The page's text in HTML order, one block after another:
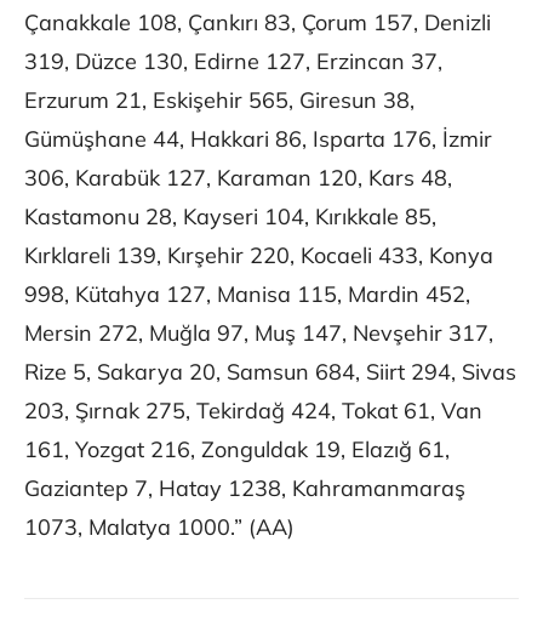
Çanakkale 108, Çankırı 83, Çorum 157, Denizli
319, Düzce 130, Edirne 127, Erzincan 37,
Erzurum 21, Eskişehir 565, Giresun 38,
Gümüşhane 44, Hakkari 86, Isparta 176, İzmir
306, Karabük 127, Karaman 120, Kars 48,
Kastamonu 28, Kayseri 104, Kırıkkale 85,
Kırklareli 139, Kırşehir 220, Kocaeli 433, Konya
998, Kütahya 127, Manisa 115, Mardin 452,
Mersin 272, Muğla 97, Muş 147, Nevşehir 317,
Rize 5, Sakarya 20, Samsun 684, Siirt 294, Sivas
203, Şırnak 275, Tekirdağ 424, Tokat 61, Van
161, Yozgat 216, Zonguldak 19, Elazığ 61,
Gaziantep 7, Hatay 1238, Kahramanmaraş
1073, Malatya 1000.” (AA)